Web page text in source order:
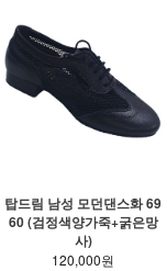
탑드림 남성 모던댄스화 69
60 (검정색양가죽+굵은망
사)
120,000원